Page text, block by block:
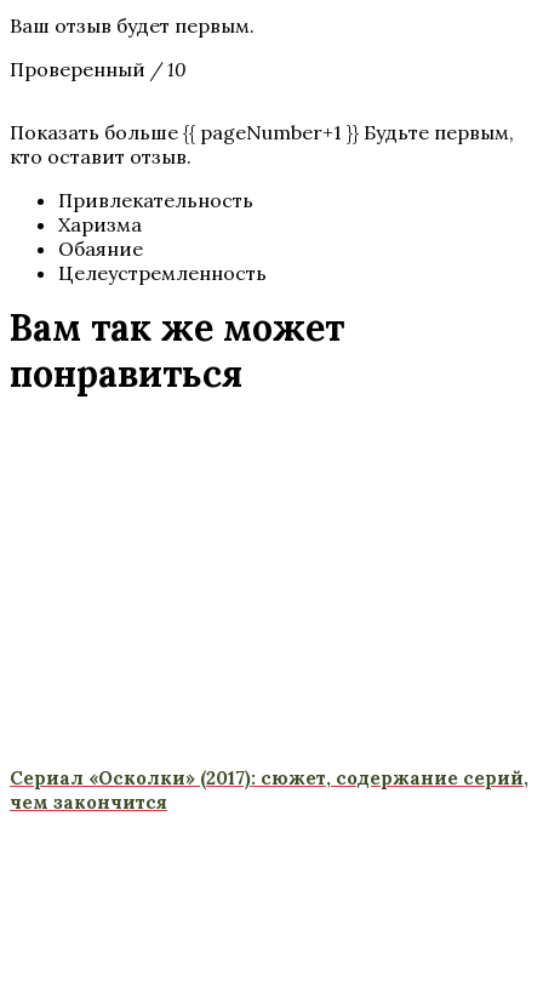
Ваш отзыв будет первым.
Проверенный / 10
Показать больше {{ pageNumber+1 }} Будьте первым,
кто оставит отзыв.
Привлекательность
Харизма
Обаяние
Целеустремленность
Вам так же может
понравиться
Сериал «Осколки» (2017): сюжет, содержание серий,
чем закончится